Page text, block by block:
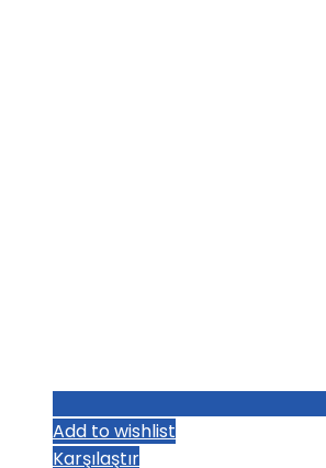
Add to wishlist
Karşılaştır